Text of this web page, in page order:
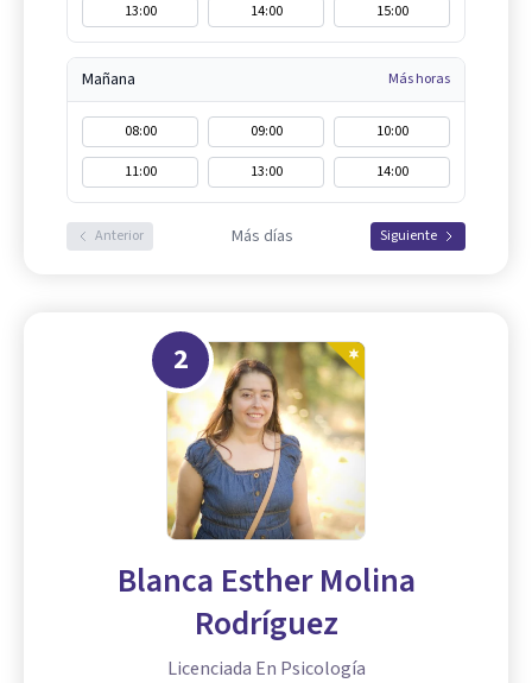
13:00 14:00 15:00
Mañana Más horas
08:00 09:00
10:00
11:00
13:00 14:00
Anterior Más días Siguiente
2
Blanca Esther Molina
Rodríguez
Licenciada En Psicología